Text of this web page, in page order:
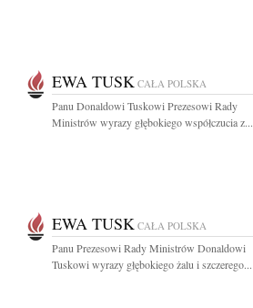
EWA TUSK CAŁA POLSKA
Panu Donaldowi Tuskowi Prezesowi Rady
Ministrów wyrazy głębokiego współczucia z...
EWA TUSK CAŁA POLSKA
Panu Prezesowi Rady Ministrów Donaldowi
Tuskowi wyrazy głębokiego żalu i szczerego...